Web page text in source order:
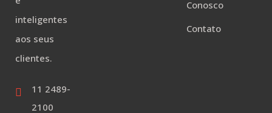
inteligentes
aos seus
clientes.
11 2489-
2100
Conosco
Contato